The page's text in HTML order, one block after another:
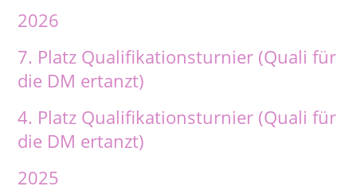
2026
7. Platz Qualifikationsturnier (Quali für
die DM ertanzt)
4. Platz Qualifikationsturnier (Quali für
die DM ertanzt)
2025